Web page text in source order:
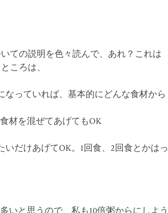
ての説明を色々読んで、あれ？これは
ころは、
っていれば、基本的にどんな食材から
材を混ぜてあげてもOK
だけあげてOK。1回食、2回食とかはっ
いと思うので、私も10倍粥からにしよう